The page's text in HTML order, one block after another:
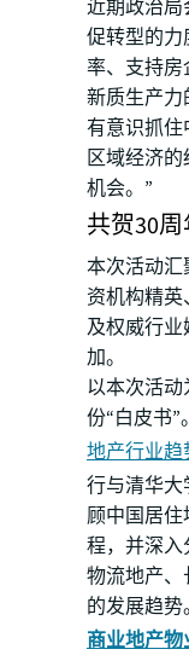
近期政治局
促转型的力
率、支持
新质生产
有意识抓住
区域经济
机会。”
共贺30
本次活动
资机构精
及权威行
加。
以本次活
份“白皮书”。
地产行业趋
行与清华大
顾中国居
程，并深入
物流地产
的发展趋势。
商业地产物